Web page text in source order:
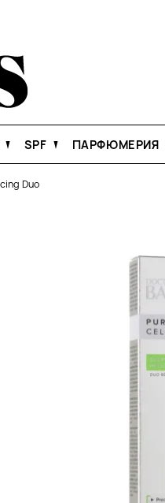
SPF ПАРФЮМЕРИЯ
Duo